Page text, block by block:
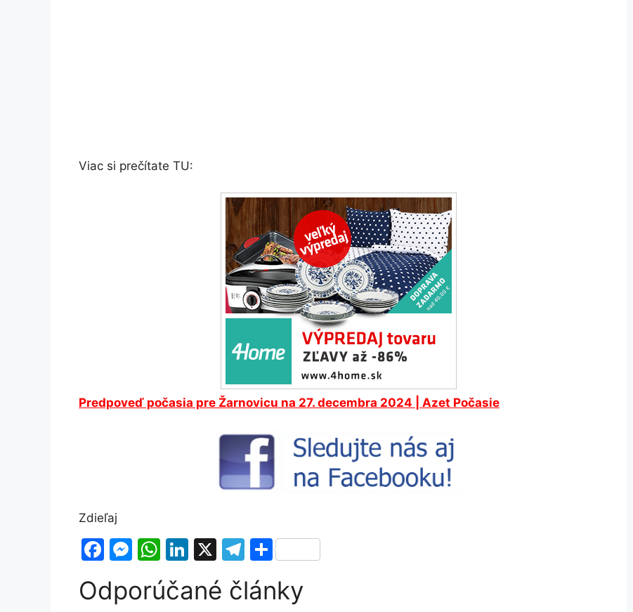
Viac si prečítate TU:
Predpoveď počasia pre Žarnovicu na 27. decembra 2024 | Azet Počasie
Zdieľaj
F
c
M
s
W
at
Li
k
X
T
e
S
ar
Odporúčané články